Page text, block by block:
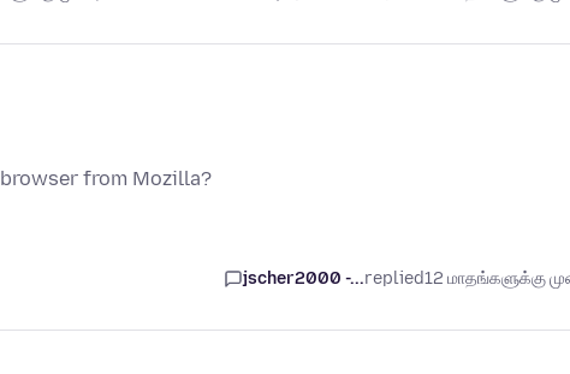
from Mozilla?
jscher2000 -...replied12 மாதங்களுக்கு